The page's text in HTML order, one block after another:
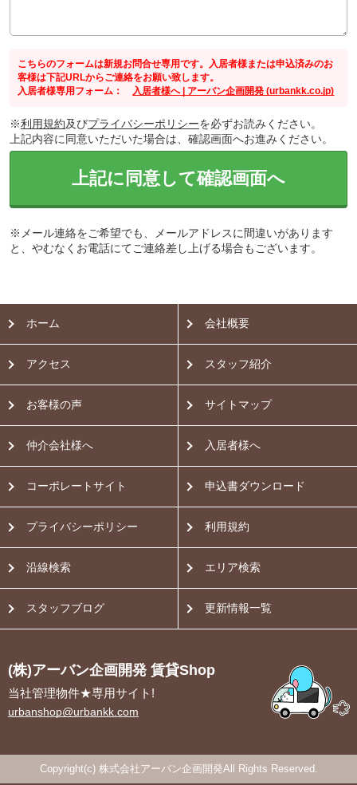
こちらのフォームは新規お問合せ専用です。入居者様または申込済みのお
客様は下記URLからご連絡をお願い致します。
入居者様専用フォーム： 入居者様へ | アーバン企画開発 (urbankk.co.jp)
※利用規約及びプライバシーポリシーを必ずお読みください。
上記内容に同意いただいた場合は、確認画面へお進みください。
上記に同意して確認画面へ
※メール連絡をご希望でも、メールアドレスに間違いがあります
と、やむなくお電話にてご連絡差し上げる場合もございます。
ホーム 会社概要
アクセス スタッフ紹介
お客様の声 サイトマップ
仲介会社様へ 入居者様へ
コーポレートサイト 申込書ダウンロード
プライバシーポリシー 利用規約
沿線検索 エリア検索
スタッフブログ 更新情報一覧
(株)アーバン企画開発 賃貸Shop
当社管理物件★専用サイト!
urbanshop@urbankk.com
Copyright(c) 株式会社アーバン企画開発All Rights Reserved.